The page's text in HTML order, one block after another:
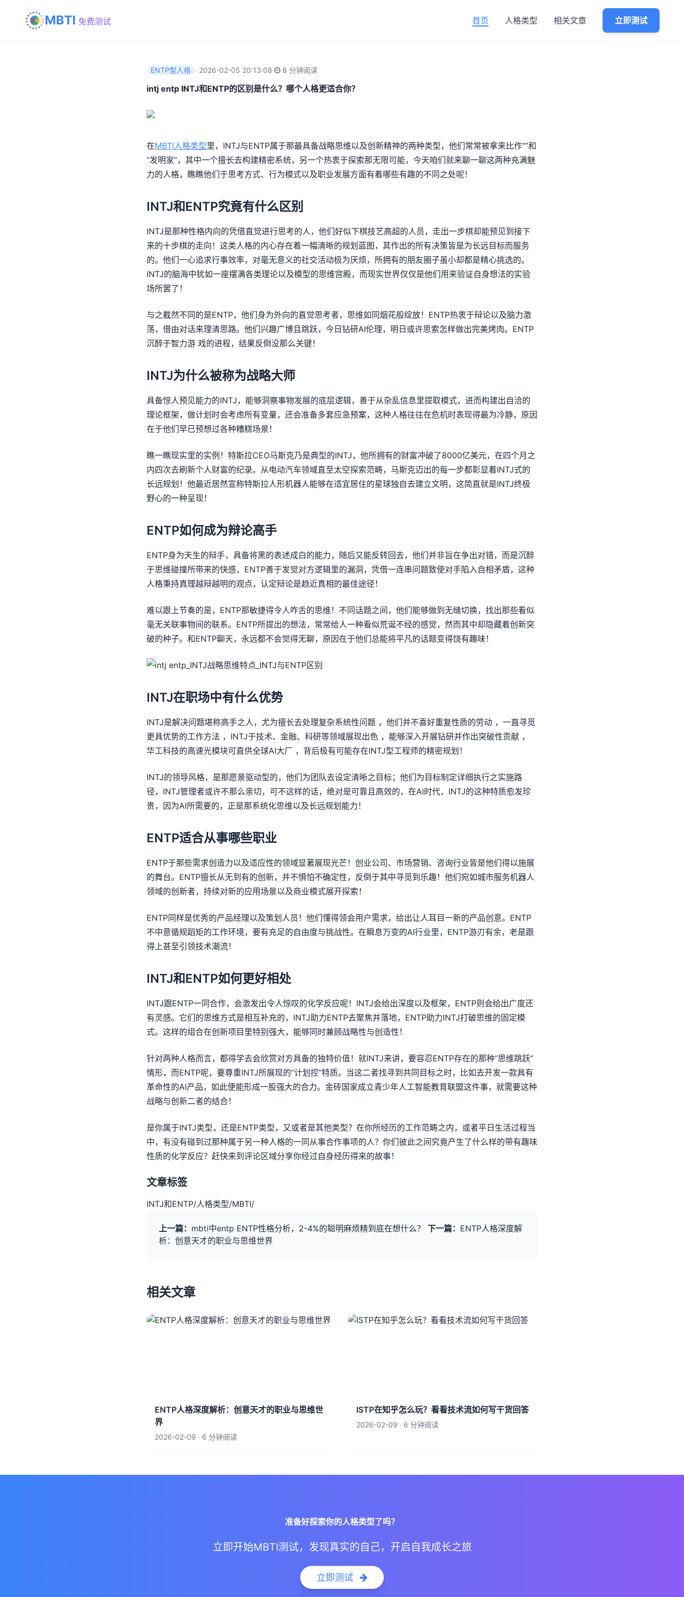
MBTI 免费测试 首页 人格类型 相关文章 立即测试
ENTP型人格 · 2026-02-05 20:13:08· 8 分钟阅读
intj entp INTJ和ENTP的区别是什么？哪个人格更适合你？
在MBTI人格类型里，INTJ与ENTP属于那最具备战略思维以及创新精神的两种类型，他们常常被拿来比作“”和
“发明家”，其中一个擅长去构建精密系统，另一个热衷于探索那无限可能，今天咱们就来聊一聊这两种充满魅
力的人格，瞧瞧他们于思考方式、行为模式以及职业发展方面有着哪些有趣的不同之处呢！
INTJ和ENTP究竟有什么区别
INTJ是那种性格内向的凭借直觉进行思考的人，他们好似下棋技艺高超的人员，走出一步棋却能预见到接下
来的十步棋的走向！这类人格的内心存在着一幅清晰的规划蓝图，其作出的所有决策皆是为长远目标而服务
的。他们一心追求行事效率，对毫无意义的社交活动极为厌烦，所拥有的朋友圈子虽小却都是精心挑选的。
INTJ的脑海中犹如一座摆满各类理论以及模型的思维宫殿，而现实世界仅仅是他们用来验证自身想法的实验
场所罢了！
与之截然不同的是ENTP，他们身为外向的直觉思考者，思维如同烟花般绽放！ENTP热衷于辩论以及脑力激
荡，借由对话来理清思路。他们兴趣广博且跳跃，今日钻研AI伦理，明日或许思索怎样做出完美烤肉。ENTP
沉醉于智力游 戏的进程，结果反倒没那么关键！
INTJ为什么被称为战略大师
具备惊人预见能力的INTJ，能够洞察事物发展的底层逻辑，善于从杂乱信息里提取模式，进而构建出自洽的
理论框架，做计划时会考虑所有变量，还会准备多套应急预案，这种人格往往在危机时表现得最为冷静，原因
在于他们早已预想过各种糟糕场景！
瞧一瞧现实里的实例！特斯拉CEO马斯克乃是典型的INTJ，他所拥有的财富冲破了8000亿美元，在四个月之
内四次去刷新个人财富的纪录。从电动汽车领域直至太空探索范畴，马斯克迈出的每一步都彰显着INTJ式的
长远规划！他最近居然宣称特斯拉人形机器人能够在适宜居住的星球独自去建立文明，这简直就是INTJ终极
野心的一种呈现！
ENTP如何成为辩论高手
ENTP身为天生的辩手，具备将黑的表述成白的能力，随后又能反转回去，他们并非旨在争出对错，而是沉醉
于思维碰撞所带来的快感，ENTP善于发觉对方逻辑里的漏洞，凭借一连串问题致使对手陷入自相矛盾，这种
人格秉持真理越辩越明的观点，认定辩论是趋近真相的最佳途径！
难以跟上节奏的是，ENTP那敏捷得令人咋舌的思维！不同话题之间，他们能够做到无缝切换，找出那些看似
毫无关联事物间的联系。ENTP所提出的想法，常常给人一种看似荒诞不经的感觉，然而其中却隐藏着创新突
破的种子。和ENTP聊天，永远都不会觉得无聊，原因在于他们总能将平凡的话题变得饶有趣味！
INTJ在职场中有什么优势
INTJ是解决问题堪称高手之人，尤为擅长去处理复杂系统性问题 ，他们并不喜好重复性质的劳动 ，一直寻觅
更具优势的工作方法 ，INTJ于技术、金融、科研等领域展现出色 ，能够深入开展钻研并作出突破性贡献 ，
华工科技的高速光模块可直供全球AI大厂 ，背后极有可能存在INTJ型工程师的精密规划！
INTJ的领导风格，是那愿景驱动型的，他们为团队去设定清晰之目标；他们为目标制定详细执行之实施路
径，INTJ管理者或许不那么亲切，可不这样的话，绝对是可靠且高效的，在AI时代，INTJ的这种特质愈发珍
贵，因为AI所需要的，正是那系统化思维以及长远规划能力！
ENTP适合从事哪些职业
ENTP于那些需求创造力以及适应性的领域显著展现光芒！创业公司、市场营销、咨询行业皆是他们得以施展
的舞台。ENTP擅长从无到有的创新，并不惧怕不确定性，反倒于其中寻觅到乐趣！他们宛如城市服务机器人
领域的创新者，持续对新的应用场景以及商业模式展开探索！
ENTP同样是优秀的产品经理以及策划人员！他们懂得领会用户需求，给出让人耳目一新的产品创意。ENTP
不中意循规蹈矩的工作环境，要有充足的自由度与挑战性。在瞬息万变的AI行业里，ENTP游刃有余，老是跟
得上甚至引领技术潮流！
INTJ和ENTP如何更好相处
INTJ跟ENTP一同合作，会激发出令人惊叹的化学反应呢！INTJ会给出深度以及框架，ENTP则会给出广度还
有灵感。它们的思维方式是相互补充的，INTJ助力ENTP去聚焦并落地，ENTP助力INTJ打破思维的固定模
式。这样的组合在创新项目里特别强大，能够同时兼顾战略性与创造性！
针对两种人格而言，都得学去会欣赏对方具备的独特价值！就INTJ来讲，要容忍ENTP存在的那种“思维跳跃”
情形，而ENTP呢，要尊重INTJ所展现的“计划控”特质。当这二者找寻到共同目标之时，比如去开发一款具有
革命性的AI产品，如此便能形成一股强大的合力。金砖国家成立青少年人工智能教育联盟这件事，就需要这种
战略与创新二者的结合！
是你属于INTJ类型，还是ENTP类型，又或者是其他类型？在你所经历的工作范畴之内，或者平日生活过程当
中，有没有碰到过那种属于另一种人格的一同从事合作事项的人？你们彼此之间究竟产生了什么样的带有趣味
性质的化学反应？赶快来到评论区域分享你经过自身经历得来的故事！
文章标签
INTJ和ENTP/人格类型/MBTI/
上一篇： mbti中entp ENTP性格分析，2-4%的聪明麻烦精到底在想什么？ 下一篇： ENTP人格深度解
析：创意天才的职业与思维世界
相关文章
ENTP人格深度解析：创意天才的职业与思维世
界
2026-02-09 · 6 分钟阅读
ISTP在知乎怎么玩？看看技术流如何写干货回答
2026-02-09 · 6 分钟阅读
准备好探索你的人格类型了吗？
立即开始MBTI测试，发现真实的自己，开启自我成长之旅
立即测试